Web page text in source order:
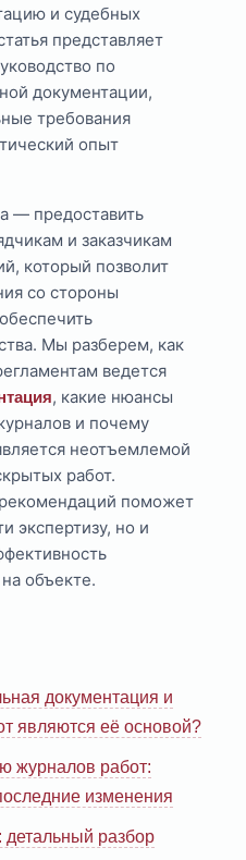
и судебных
представляет
по
документации,
требования
опыт
— предоставить
и заказчикам
который позволит
со стороны
Мы разберем, как
ведется
, какие нюансы
и почему
неотъемлемой
работ.
поможет
экспертизу, но и
объекте.
документация и
являются её основой?
журналов работ:
изменения
разбор